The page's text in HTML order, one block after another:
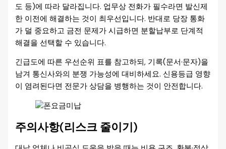
도 등)에 따라 달라집니다. 업무상 전화가 필수라면 발신제
한 이전에 해결하는 것이 최우선입니다. 반대로 당장 통화
가 덜 중요하고 금전 문제가 시급하면 분할납부로 단계적
해결을 선택할 수 있습니다.
긴급도에 따른 우선순위 표를 참고하되, 기록(문서·문자)을
남겨 통신사와의 분쟁 가능성에 대비하세요. 신용등급 영향
이 염려된다면 전문가 상담을 병행하는 것이 안전합니다.
주의사항(리스크 줄이기)